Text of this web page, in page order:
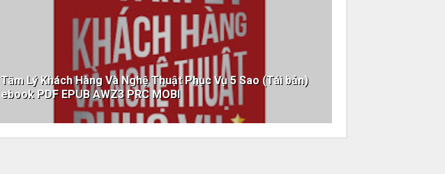
Tâm Lý Khách Hàng Và Nghệ Thuật Phục Vụ 5 Sao (Tái bản)
ebook PDF EPUB AWZ3 PRC MOBI